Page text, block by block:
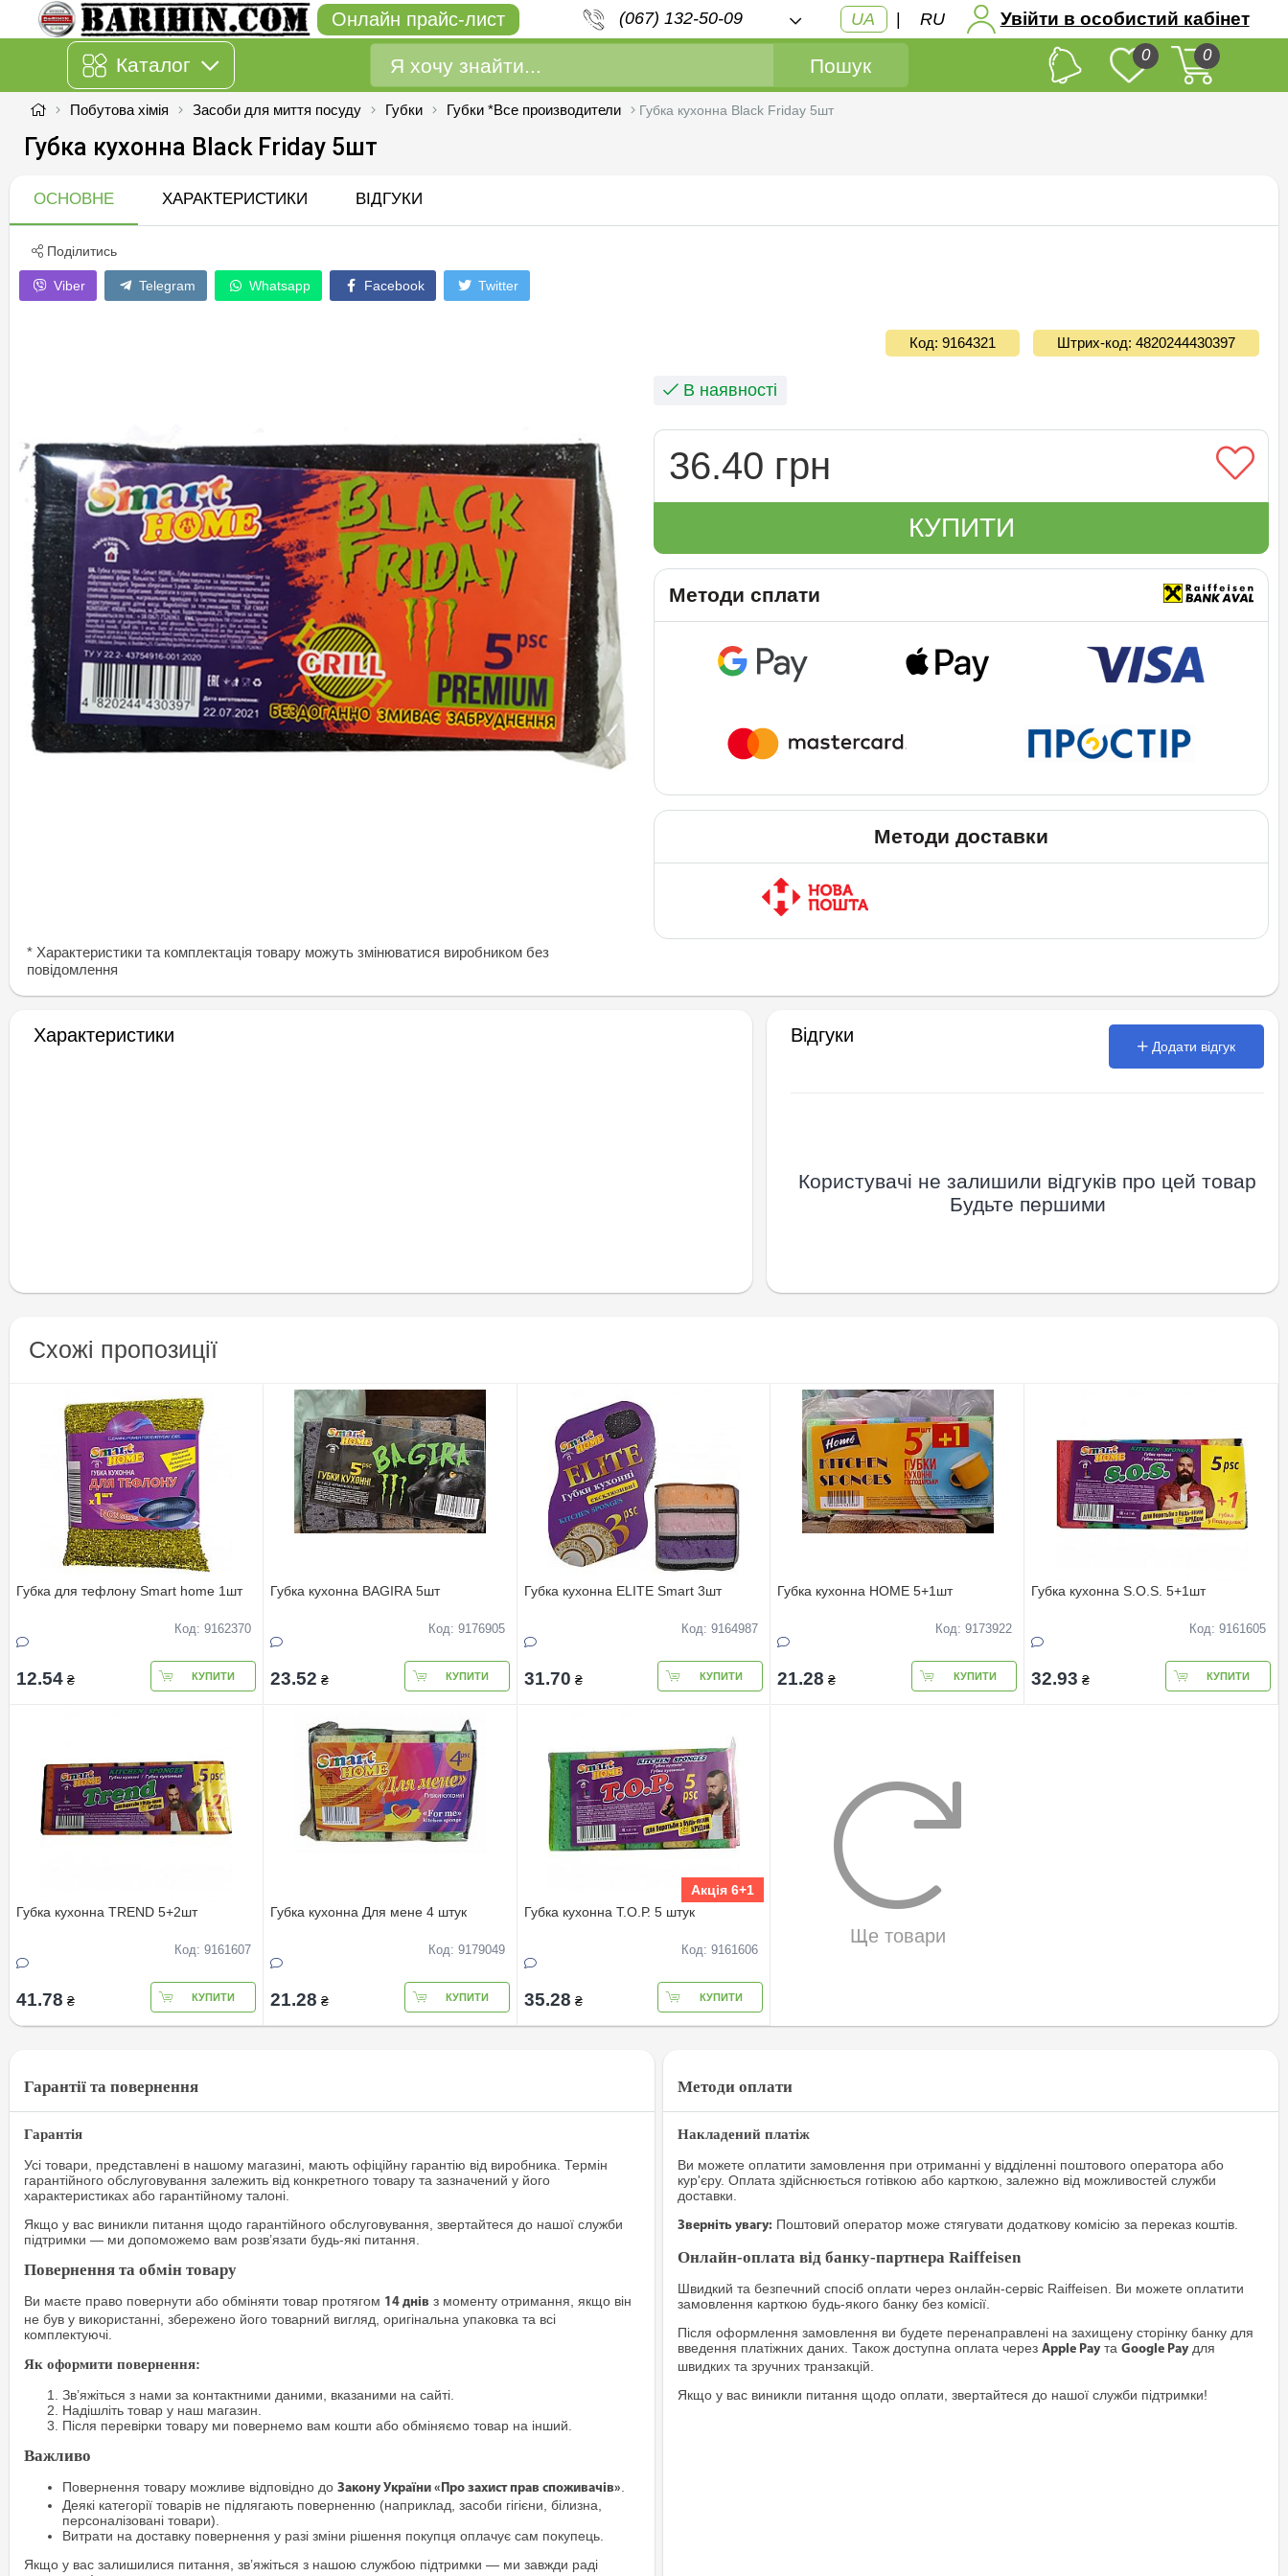
Онлайн прайс-лист (067) 132-50-09 UA | RU Увійти в особистий кабінет
Каталог Пошук 0 0
Побутова хімія Засоби для миття посуду Губки Губки *Все производители Губка кухонна Black Friday 5шт
Губка кухонна Black Friday 5шт
ОСНОВНЕ ХАРАКТЕРИСТИКИ ВІДГУКИ
Поділитись
Viber Telegram Whatsapp Facebook Twitter
* Характеристики та комплектація товару можуть змінюватися виробником без
повідомлення
Код: 9164321 Штрих-код: 4820244430397
В наявності
36.40 грн
КУПИТИ
Методи сплати
Методи доставки
Характеристики Відгуки
Додати відгук
Користувачі не залишили відгуків про цей товар
Будьте першими
Схожі пропозиції
Губка для тефлону Smart home 1шт
Код: 9162370
12.54 ₴ КУПИТИ
Губка кухонна BAGIRA 5шт
Код: 9176905
23.52 ₴ КУПИТИ
Губка кухонна ELITE Smart 3шт
Код: 9164987
31.70 ₴ КУПИТИ
Губка кухонна HOME 5+1шт
Код: 9173922
21.28 ₴ КУПИТИ
Губка кухонна S.O.S. 5+1шт
Код: 9161605
32.93 ₴ КУПИТИ
Губка кухонна TREND 5+2шт
Код: 9161607
41.78 ₴ КУПИТИ
Губка кухонна Для мене 4 штук
Код: 9179049
21.28 ₴ КУПИТИ
Акція 6+1
Губка кухонна Т.О.Р. 5 штук
Код: 9161606
35.28 ₴ КУПИТИ
Ще товари
Гарантії та повернення
Гарантія
Усі товари, представлені в нашому магазині, мають офіційну гарантію від виробника. Термін
гарантійного обслуговування залежить від конкретного товару та зазначений у його
характеристиках або гарантійному талоні.
Якщо у вас виникли питання щодо гарантійного обслуговування, звертайтеся до нашої служби
підтримки — ми допоможемо вам розв’язати будь-які питання.
Повернення та обмін товару
Ви маєте право повернути або обміняти товар протягом 14 днів з моменту отримання, якщо він
не був у використанні, збережено його товарний вигляд, оригінальна упаковка та всі
комплектуючі.
Як оформити повернення:
Зв’яжіться з нами за контактними даними, вказаними на сайті.
Надішліть товар у наш магазин.
Після перевірки товару ми повернемо вам кошти або обміняємо товар на інший.
Важливо
Повернення товару можливе відповідно до Закону України «Про захист прав споживачів»
Деякі категорії товарів не підлягають поверненню (наприклад, засоби гігієни, білизна,
персоналізовані товари).
Витрати на доставку повернення у разі зміни рішення покупця оплачує сам покупець.
Якщо у вас залишилися питання, зв’яжіться з нашою службою підтримки — ми завжди раді
Методи оплати
Накладений платіж
Ви можете оплатити замовлення при отриманні у відділенні поштового оператора або
кур'єру. Оплата здійснюється готівкою або карткою, залежно від можливостей служби
доставки.
Зверніть увагу: Поштовий оператор може стягувати додаткову комісію за переказ коштів.
Онлайн-оплата від банку-партнера Raiffeisen
Швидкий та безпечний спосіб оплати через онлайн-сервіс Raiffeisen. Ви можете оплатити
замовлення карткою будь-якого банку без комісії.
Після оформлення замовлення ви будете перенаправлені на захищену сторінку банку для
введення платіжних даних. Також доступна оплата черезApple Pay таGoogle Pay для
швидких та зручних транзакцій.
Якщо у вас виникли питання щодо оплати, звертайтеся до нашої служби підтримки!